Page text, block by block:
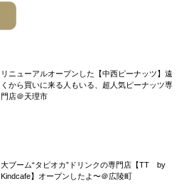
リニューアルオープンした【中西ピーナッツ】遠
くから買いに来る人もいる、超人気ピーナッツ専
門店＠天理市
大ブーム“タピオカ”ドリンクの専門店【TT by
Kindcafe】オープンしたよ〜＠広陵町